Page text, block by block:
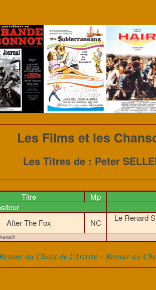
Les Films et les
Les Titres de : Peter
Titre Mp
After The Fox NC
Le Renard
au Choix de l'Artiste - Retour au